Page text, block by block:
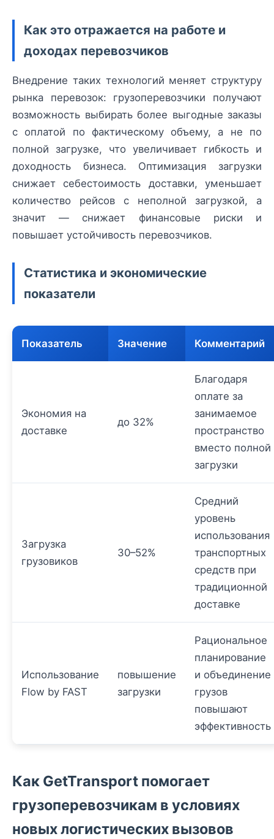
Как это отражается на работе и
доходах перевозчиков
Внедрение таких технологий меняет структуру
рынка перевозок: грузоперевозчики получают
возможность выбирать более выгодные заказы
с оплатой по фактическому объему, а не по
полной загрузке, что увеличивает гибкость и
доходность бизнеса. Оптимизация загрузки
снижает себестоимость доставки, уменьшает
количество рейсов с неполной загрузкой, а
значит — снижает финансовые риски и
повышает устойчивость перевозчиков.
Статистика и экономические
показатели
Показатель Значение Комментарий
Экономия на
доставке
до 32%
Благодаря
оплате за
занимаемое
пространство
вместо полной
загрузки
Загрузка
грузовиков
30–52%
Средний
уровень
использования
транспортных
средств при
традиционной
доставке
Использование
Flow by FAST
повышение
загрузки
Рациональное
планирование
и объединение
грузов
повышают
эффективность
Как GetTransport помогает
грузоперевозчикам в условиях
новых логистических вызовов